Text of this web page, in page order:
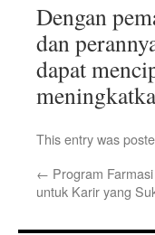
Dengan
dan
dapat
This entry was
← Program
untuk Karir yang